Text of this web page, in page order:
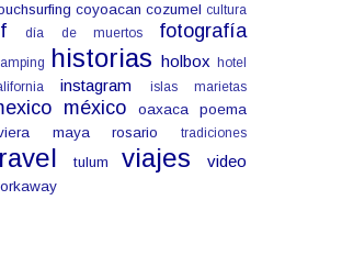
coyoacan cozumel cultura
día de muertos fotografía
historias holbox
hotel
instagram islas marietas
méxico oaxaca
poema
maya
rosario tradiciones
tulum viajes video